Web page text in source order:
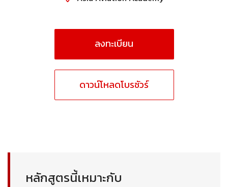
ลงทะเบียน
ดาวน์โหลดโบรชัวร์
หลักสูตรนี้เหมาะกับ